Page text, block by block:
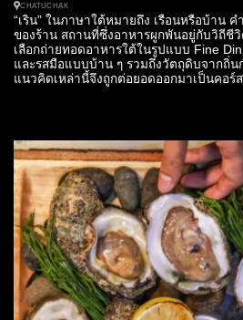
CHATUCHAK
“เริน” ในภาษาใต้หมายถึง เรือนหรือบ้าน
ของร้าน สถานที่ซึ่งอาหารผูกพันอยู่กับวิถีชี
เลือกถ่ายทอดอาหารใต้ในรูปแบบ Fine
และรสมือแบบบ้าน ๆ รวมถึงวัตถุดิบจากถิ่น
แนวคิดเหล่านี้จึงถูกต่อยอดออกมาเป็นคอร์ส